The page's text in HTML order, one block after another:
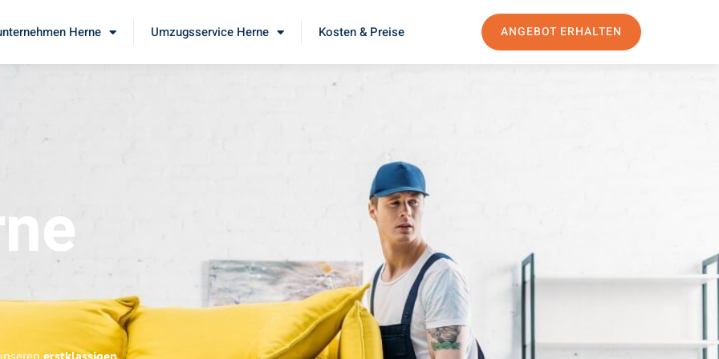
Herne Umzugsservice Herne Kosten & Preise ANGEBOT ERHALTEN
erstklassigen